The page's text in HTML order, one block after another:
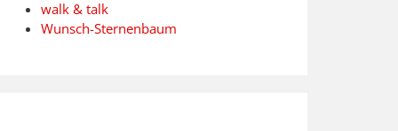
walk & talk
Wunsch-Sternenbaum